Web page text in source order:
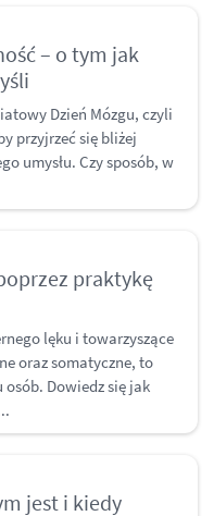
– o tym jak
Dzień Mózgu, czyli
przyjrzeć się bliżej
umysłu. Czy sposób, w
praktykę
lęku i towarzyszące
oraz somatyczne, to
Dowiedz się jak
jest i kiedy